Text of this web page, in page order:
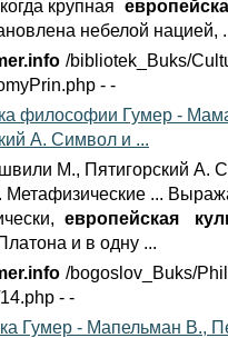
крупная
небелой нацией,
/bibliotek_Buks/
- -
философии Гумер -
А. Символ и ...
М., Пятигорский А.
Метафизические ...
европейская
и в одну ...
/bogoslov_Buks/
- -
Гумер - Мапельман В.,